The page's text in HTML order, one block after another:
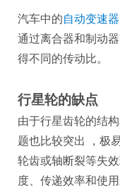
汽车中的自动变速器
通过离合器和制动
得不同的传动比。
行星轮的缺点
由于行星齿轮的结
题也比较突出 ，极
轮齿或轴断裂等失
度、传递效率和使用